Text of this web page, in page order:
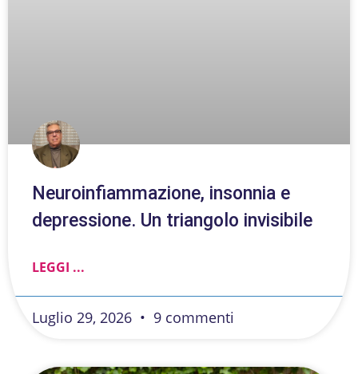
Neuroinfiammazione, insonnia e
depressione. Un triangolo invisibile
LEGGI ...
Luglio 29, 2026 9 commenti